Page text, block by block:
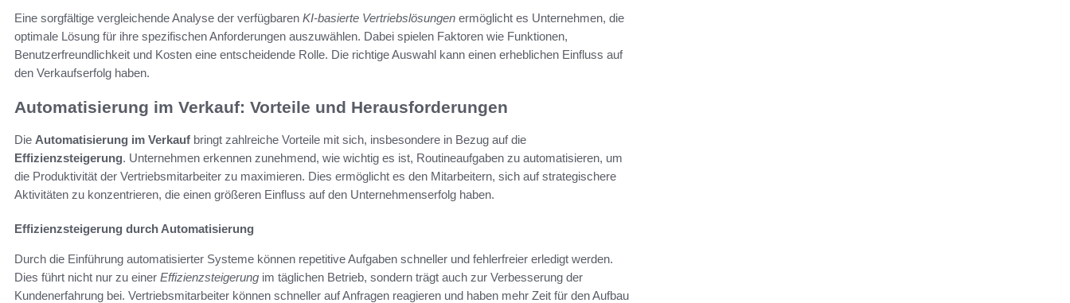
Eine sorgfältige vergleichende Analyse der verfügbaren KI-basierte Vertriebslösungen ermöglicht es Unternehmen, die
optimale Lösung für ihre spezifischen Anforderungen auszuwählen. Dabei spielen Faktoren wie Funktionen,
Benutzerfreundlichkeit und Kosten eine entscheidende Rolle. Die richtige Auswahl kann einen erheblichen Einfluss auf
den Verkaufserfolg haben.
Automatisierung im Verkauf: Vorteile und Herausforderungen
Die Automatisierung im Verkauf bringt zahlreiche Vorteile mit sich, insbesondere in Bezug auf die
Effizienzsteigerung. Unternehmen erkennen zunehmend, wie wichtig es ist, Routineaufgaben zu automatisieren, um
die Produktivität der Vertriebsmitarbeiter zu maximieren. Dies ermöglicht es den Mitarbeitern, sich auf strategischere
Aktivitäten zu konzentrieren, die einen größeren Einfluss auf den Unternehmenserfolg haben.
Effizienzsteigerung durch Automatisierung
Durch die Einführung automatisierter Systeme können repetitive Aufgaben schneller und fehlerfreier erledigt werden.
Dies führt nicht nur zu einer Effizienzsteigerung im täglichen Betrieb, sondern trägt auch zur Verbesserung der
Kundenerfahrung bei. Vertriebsmitarbeiter können schneller auf Anfragen reagieren und haben mehr Zeit für den Aufbau